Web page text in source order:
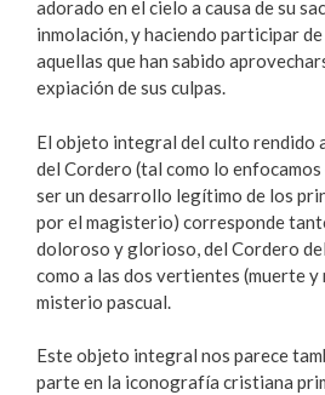
adorado en el cielo a causa de su
inmolación, y haciendo participar
aquellas que han sabido
expiación de sus culpas.
El objeto integral del culto rendido
del Cordero (tal como lo enfocamos
ser un desarrollo legítimo de los
por el magisterio) corresponde
doloroso y glorioso, del Cordero
como a las dos vertientes (muerte
misterio pascual.
Este objeto integral nos parece
parte en la iconografía cristiana